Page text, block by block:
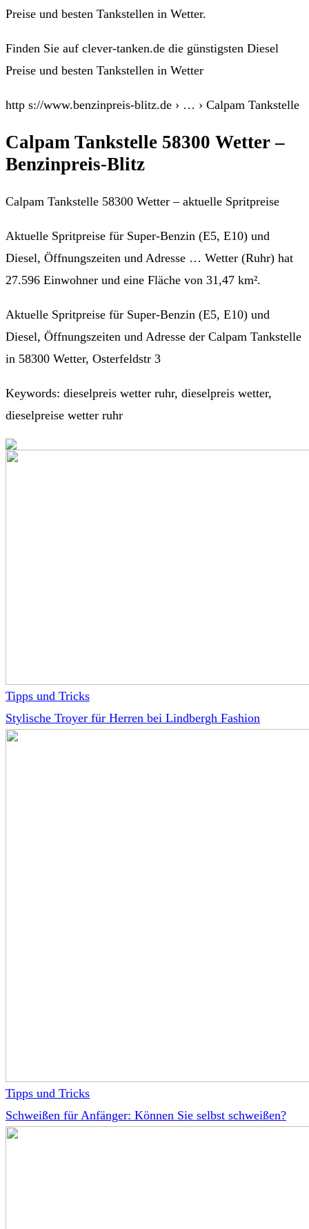
Preise und besten Tankstellen in Wetter.
Finden Sie auf clever-tanken.de die günstigsten Diesel
Preise und besten Tankstellen in Wetter
http s://www.benzinpreis-blitz.de › … › Calpam Tankstelle
Calpam Tankstelle 58300 Wetter –
Benzinpreis-Blitz
Calpam Tankstelle 58300 Wetter – aktuelle Spritpreise
Aktuelle Spritpreise für Super-Benzin (E5, E10) und
Diesel, Öffnungszeiten und Adresse … Wetter (Ruhr) hat
27.596 Einwohner und eine Fläche von 31,47 km².
Aktuelle Spritpreise für Super-Benzin (E5, E10) und
Diesel, Öffnungszeiten und Adresse der Calpam Tankstelle
in 58300 Wetter, Osterfeldstr 3
Keywords: dieselpreis wetter ruhr, dieselpreis wetter,
dieselpreise wetter ruhr
Tipps und Tricks
Stylische Troyer für Herren bei Lindbergh Fashion
Tipps und Tricks
Schweißen für Anfänger: Können Sie selbst schweißen?